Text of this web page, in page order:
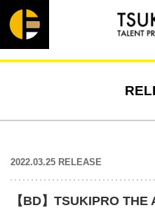
2022.03.25 RELEASE
【BD】TSUKIPRO